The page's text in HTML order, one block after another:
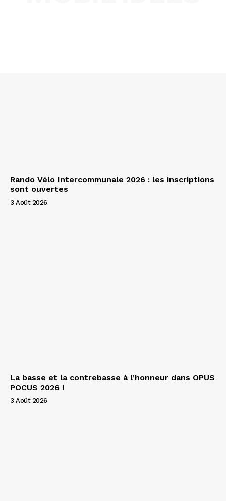
Rando Vélo Intercommunale 2026 : les inscriptions
sont ouvertes
3 Août 2026
La basse et la contrebasse à l’honneur dans OPUS
POCUS 2026 !
3 Août 2026